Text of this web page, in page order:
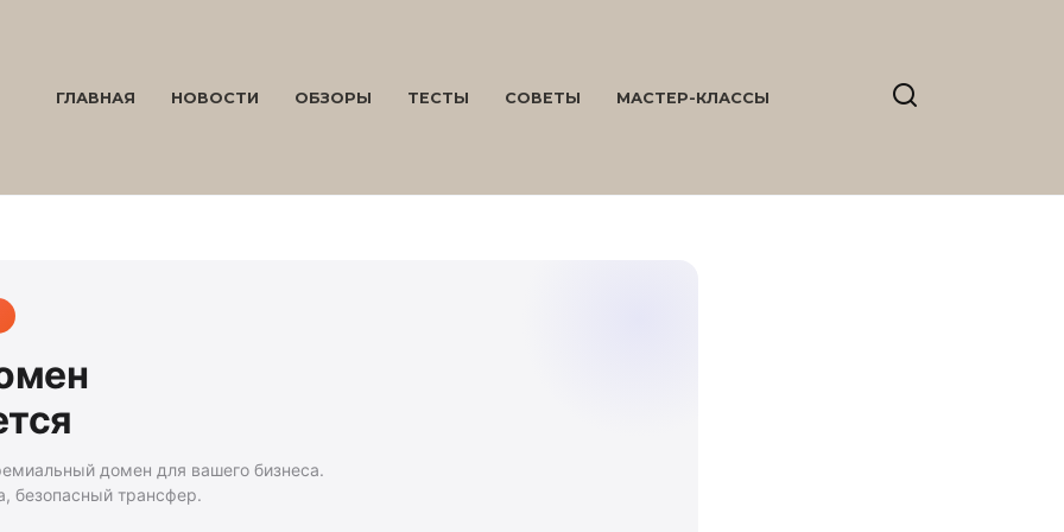
ГЛАВНАЯ НОВОСТИ ОБЗОРЫ ТЕСТЫ СОВЕТЫ МАСТЕР-КЛАССЫ
домен для вашего бизнеса.
безопасный трансфер.